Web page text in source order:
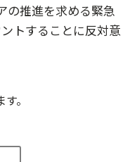
の推進を求める緊急
トすることに反対意
。